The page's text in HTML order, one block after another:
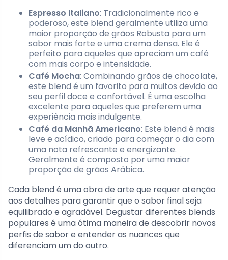
Espresso Italiano: Tradicionalmente rico e
poderoso, este blend geralmente utiliza uma
maior proporção de grãos Robusta para um
sabor mais forte e uma crema densa. Ele é
perfeito para aqueles que apreciam um café
com mais corpo e intensidade.
Café Mocha: Combinando grãos de chocolate,
este blend é um favorito para muitos devido ao
seu perfil doce e confortável. É uma escolha
excelente para aqueles que preferem uma
experiência mais indulgente.
Café da Manhã Americano: Este blend é mais
leve e acídico, criado para começar o dia com
uma nota refrescante e energizante.
Geralmente é composto por uma maior
proporção de grãos Arábica.
Cada blend é uma obra de arte que requer atenção
aos detalhes para garantir que o sabor final seja
equilibrado e agradável. Degustar diferentes blends
populares é uma ótima maneira de descobrir novos
perfis de sabor e entender as nuances que
diferenciam um do outro.